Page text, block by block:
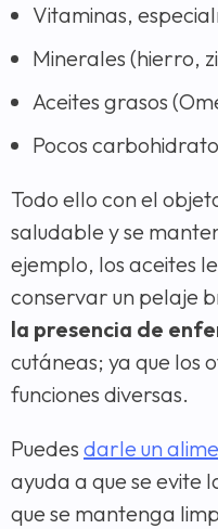
Vitaminas,
Minerales (hierro,
Aceites grasos
Pocos
Todo ello con el
saludable y se
ejemplo, los aceites
conservar un pelaje
la presencia de
cutáneas; ya que los
funciones diversas.
Puedes darle un
ayuda a que se evite
que se mantenga